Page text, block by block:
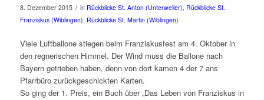
8. Dezember 2015 / in Rückblicke St. Anton (Unterweiler), Rückblicke St.
Franziskus (Wiblingen), Rückblicke St. Martin (Wiblingen)
Viele Luftballone stiegen beim Franziskusfest am 4. Oktober in
den regnerischen Himmel. Der Wind muss die Ballone nach
Bayern getrieben haben, denn von dort kamen 4 der 7 ans
Pfarrbüro zurückgeschickten Karten.
So ging der 1. Preis, ein Buch über „Das Leben von Franziskus in